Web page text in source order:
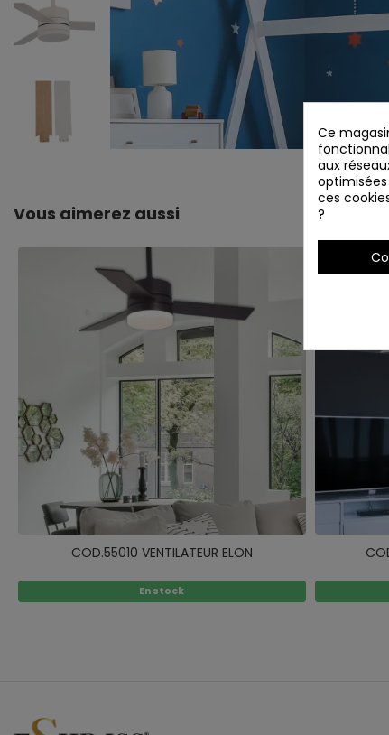
Vous aimerez aussi
COD.55010 VENTILATEUR ELON
En stock
Ce
aux
ces
?